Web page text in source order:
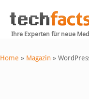
Ihre Experten für neue
Home » Magazin »